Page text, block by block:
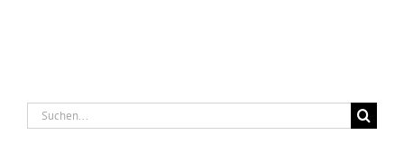
Suche
nach: